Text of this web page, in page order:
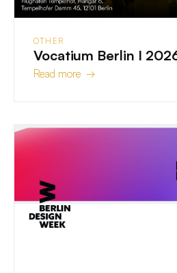
OTHER
Vocatium Berlin I
Read more →